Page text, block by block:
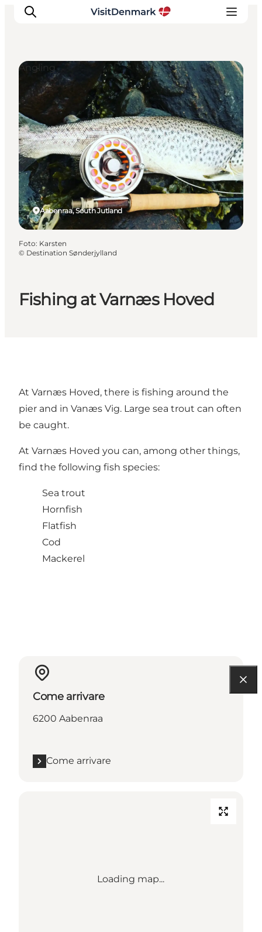
Ispirazioni
Dove andare
Cosa fare
Dove dormire
Pianifica il viaggio
Fishing at Varnæs Hoved
Aabenraa, South Jutland
Angling
Foto: Karsten
© Destination Sønderjylland
At Varnæs Hoved, there is fishing around the
pier and in Vanæs Vig. Large sea trout can often
be caught.
At Varnæs Hoved you can, among other things,
find the following fish species:
Sea trout
Hornfish
Flatfish
Cod
Mackerel
Come arrivare
6200 Aabenraa
Come arrivare
Loading map...